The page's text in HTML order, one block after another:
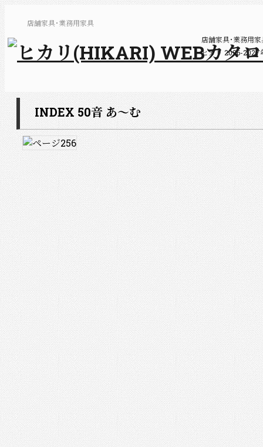
店舗家具･業務用家具
店舗家具･業務用
ヒカリ 2026-2027
INDEX 50音 あ～む